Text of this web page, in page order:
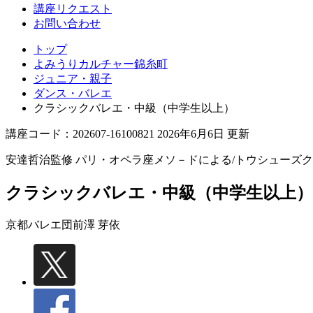
講座リクエスト
お問い合わせ
トップ
よみうりカルチャー錦糸町
ジュニア・親子
ダンス・バレエ
クラシックバレエ・中級（中学生以上）
講座コード：202607-16100821 2026年6月6日 更新
安達哲治監修 パリ・オペラ座メソ－ドによる/トウシューズ
クラシックバレエ・中級（中学生以上）
京都バレエ団前澤 芽依